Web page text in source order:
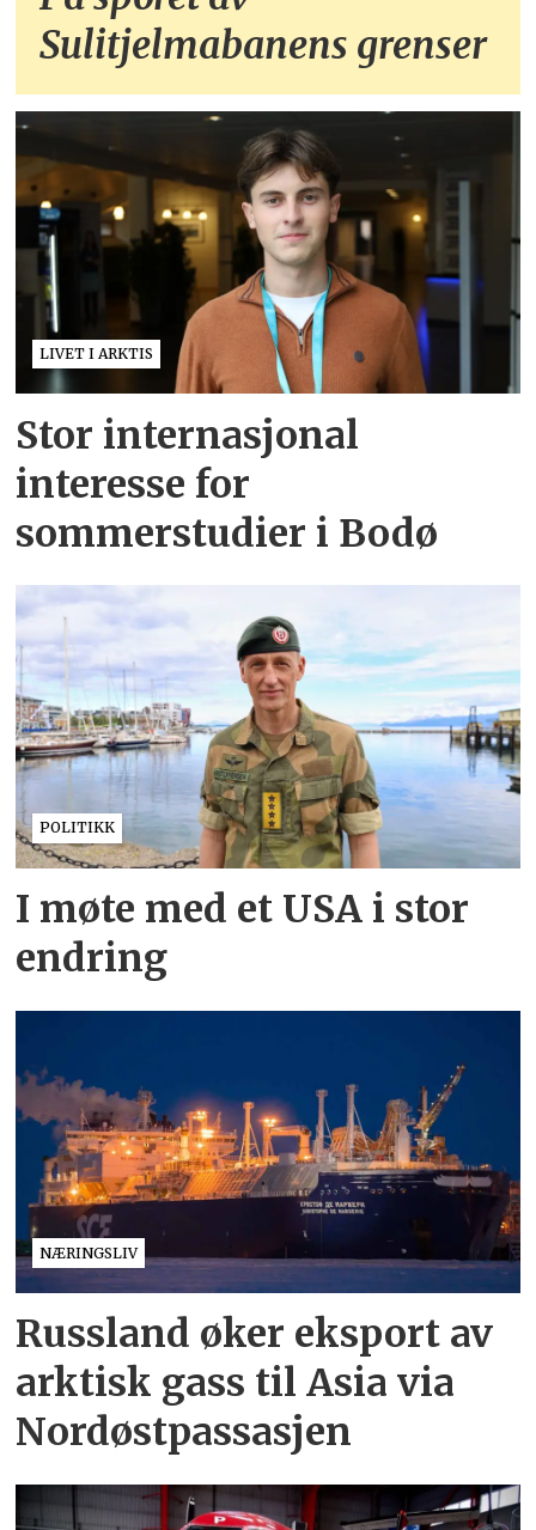
Sulitjelmabanens grenser
LIVET I ARKTIS
Stor internasjonal
interesse for
sommerstudier i Bodø
POLITIKK
I møte med et USA i stor
endring
NÆRINGSLIV
Russland øker eksport av
arktisk gass til Asia via
Nordøstpassasjen